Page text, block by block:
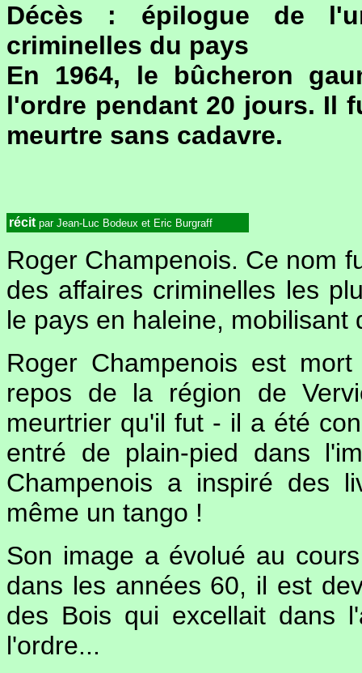
Décès : épilogue de
criminelles du pays
En 1964, le bûcheron
l'ordre pendant 20 jours. Il
meurtre sans cadavre.
récit par Jean-Luc Bodeux et Eric Burgraff
Roger Champenois. Ce nom
des affaires criminelles les
le pays en haleine,
Roger Champenois est
repos de la région de
meurtrier qu'il fut - il a été
entré de plain-pied dans
Champenois a inspiré des
même un tango !
Son image a évolué au
dans les années 60, il est
des Bois qui excellait dans
l'ordre...